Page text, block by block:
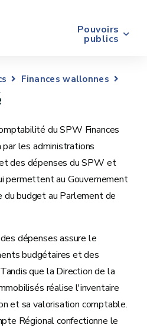
Pouvoirs
publics
Finances wallonnes
du SPW Finances
les administrations
des dépenses du SPW et
permettent au Gouvernement
budget au Parlement de
dépenses assure le
budgétaires et des
que la Direction de la
réalise l'inventaire
et sa valorisation comptable.
Régional confectionne le